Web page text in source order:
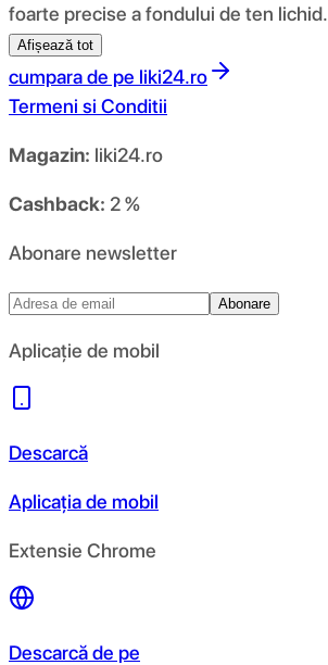
foarte precise a fondului de ten lichid.
Afișează tot
cumpara de pe liki24.ro
Termeni si Conditii
Magazin: liki24.ro
Cashback: 2 %
Abonare newsletter
Abonare
Aplicație de mobil
Descarcă
Aplicația de mobil
Extensie Chrome
Descarcă de pe